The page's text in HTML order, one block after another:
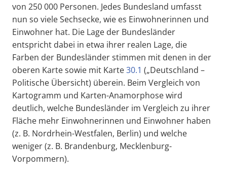
von 250 000 Personen. Jedes Bundesland umfasst
nun so viele Sechsecke, wie es Einwohnerinnen und
Einwohner hat. Die Lage der Bundesländer
entspricht dabei in etwa ihrer realen Lage, die
Farben der Bundesländer stimmen mit denen in der
oberen Karte sowie mit Karte30.1 („Deutschland –
Politische Übersicht) überein. Beim Vergleich von
Kartogramm und Karten-Anamorphose wird
deutlich, welche Bundesländer im Vergleich zu ihrer
Fläche mehr Einwohnerinnen und Einwohner haben
(z. B. Nordrhein-Westfalen, Berlin) und welche
weniger (z. B. Brandenburg, Mecklenburg-
Vorpommern).